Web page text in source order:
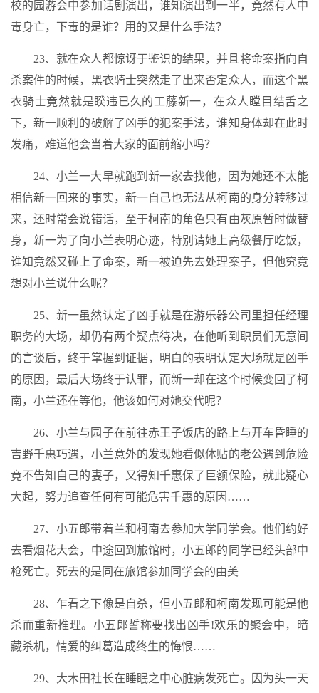
校的园游会中参加话剧演出，谁知演出到一半，竟然有人中
毒身亡，下毒的是谁？用的又是什么手法？
23、就在众人都惊讶于鉴识的结果，并且将命案指向自
杀案件的时候，黑衣骑士突然走了出来否定众人，而这个黑
衣骑士竟然就是睽违已久的工藤新一，在众人瞠目结舌之
下，新一顺利的破解了凶手的犯案手法，谁知身体却在此时
发痛，难道他会当着大家的面前缩小吗？
24、小兰一大早就跑到新一家去找他，因为她还不太能
相信新一回来的事实，新一自己也无法从柯南的身分转移过
来，还时常会说错话，至于柯南的角色只有由灰原暂时做替
身，新一为了向小兰表明心迹，特别请她上高级餐厅吃饭，
谁知竟然又碰上了命案，新一被迫先去处理案子，但他究竟
想对小兰说什么呢？
25、新一虽然认定了凶手就是在游乐器公司里担任经理
职务的大场，却仍有两个疑点待决，在他听到职员们无意间
的言谈后，终于掌握到证据，明白的表明认定大场就是凶手
的原因，最后大场终于认罪，而新一却在这个时候变回了柯
南，小兰还在等他，他该如何对她交代呢？
26、小兰与园子在前往赤王子饭店的路上与开车昏睡的
吉野千惠巧遇，小兰意外的发现她看似体贴的老公遇到危险
竟不告知自己的妻子，又得知千惠保了巨额保险，就此疑心
大起，努力追查任何有可能危害千惠的原因……
27、小五郎带着兰和柯南去参加大学同学会。他们约好
去看烟花大会，中途回到旅馆时，小五郎的同学已经头部中
枪死亡。死去的是同在旅馆参加同学会的由美
28、乍看之下像是自杀，但小五郎和柯南发现可能是他
杀而重新推理。小五郎誓称要找出凶手!欢乐的聚会中，暗
藏杀机，情爱的纠葛造成终生的悔恨……
29、大木田社长在睡眠之中心脏病发死亡。因为头一天